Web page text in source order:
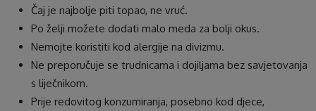
Čaj je najbolje piti topao, ne vruć.
Po želji možete dodati malo meda za bolji okus.
Nemojte koristiti kod alergije na divizmu.
Ne preporučuje se trudnicama i dojiljama bez savjetovanja
s liječnikom.
Prije redovitog konzumiranja, posebno kod djece,